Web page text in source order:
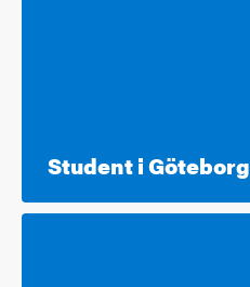
Student i Göteborg